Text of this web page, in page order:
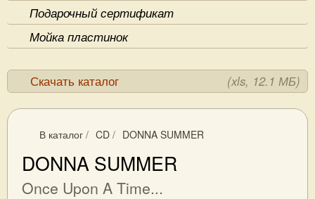
Подарочный сертификат
Мойка пластинок
Скачать каталог (xls, 12.1 МБ)
В каталог / CD / DONNA SUMMER
DONNA SUMMER
Once Upon A Time...